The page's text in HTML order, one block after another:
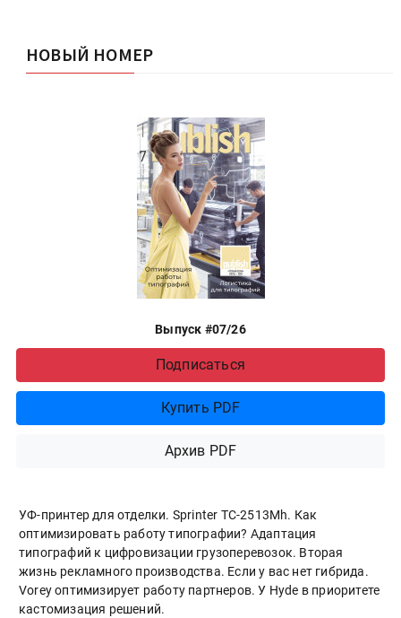
НОВЫЙ НОМЕР
Выпуск #07/26
Подписаться
Купить PDF
Архив PDF
УФ-принтер для отделки. Sprinter ТС-2513Mh. Как
оптимизировать работу типографии? Адаптация
типографий к цифровизации грузоперевозок. Вторая
жизнь рекламного производства. Если у вас нет гибрида.
Vorey оптимизирует работу партнеров. У Hyde в приоритете
кастомизация решений.